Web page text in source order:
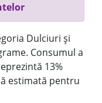
Dulciuri și
Consumul a
13%
estimată pentru